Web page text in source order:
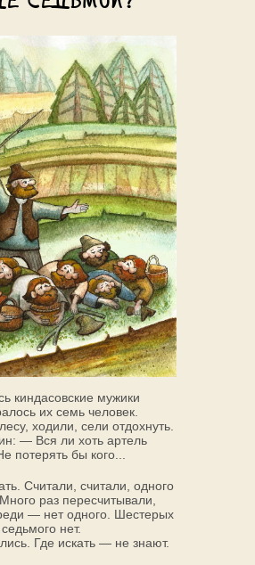
киндасовские мужики
их семь человек.
ходили, сели отдохнуть.
— Вся ли хоть артель
потерять бы кого...
Считали, считали, одного
раз пересчитывали,
— нет одного. Шестерых
нет.
Где искать — не знают.